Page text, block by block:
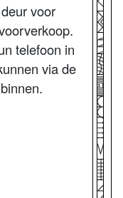
voor
telefoon in
via de